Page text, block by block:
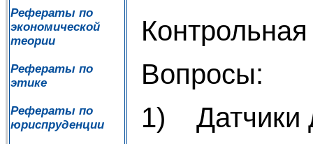
Рефераты по
экономической
теории
Рефераты по
этике
Рефераты по
юриспруденции
Вопросы:
1) Датчики